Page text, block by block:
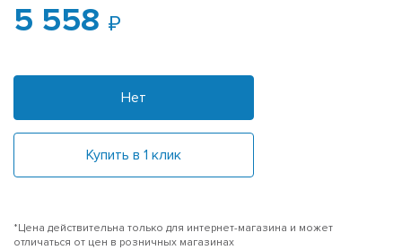
5 558
Нет
Купить в 1 клик
*Цена действительна только для интернет-магазина и может
отличаться от цен в розничных магазинах